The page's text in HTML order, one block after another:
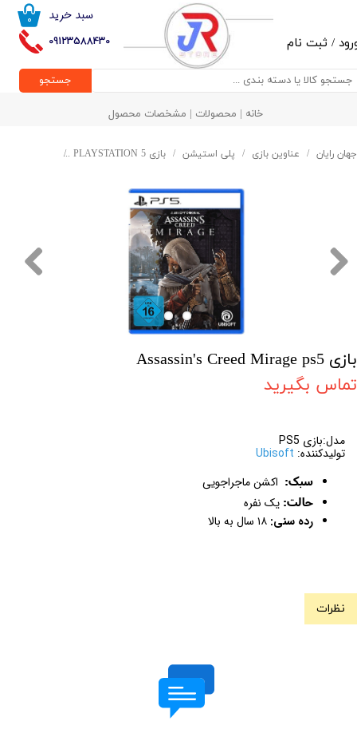
09123588430
۰ سبد خرید
/ ثبت نام
حساب کاربری من
تغییر گذر واژه
جستجو
خانه | محصولات | مشخصات محصول
جهان رایان عناوین بازی پلی استیشن بازی PLAYSTATION 5
بازی Assassin's Creed Mirage ps5
تماس بگیرید
مدل:بازی PS5
تولیدکننده:
سبک: اکشن ماجراجویی
حالت: یک نفره
رده سنی: ۱۸ سال به بالا
نظرات